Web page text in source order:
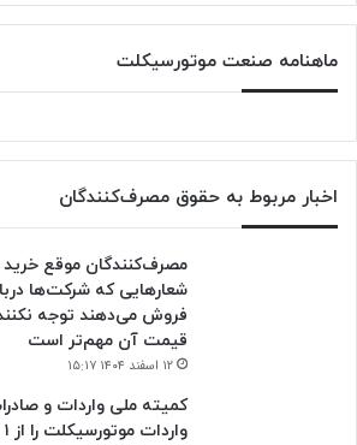
ماهنامه صنعت موتورسیکلت
اخبار مربوط به حقوق مصرف‌کنندگان
مصرف‌کنندگان موقع
شعارهایی که شرکت‌ها
فروش می‌دهند توجه
قیمت آن مهم‌تر است
۱۲ اسفند ۱۴۰۴ ۱۵:۱۷
کمیته ملی واردات و
واردات موتورسیکلت را از ۱ آوریل ۲۰۲۶ ممنوع کرد